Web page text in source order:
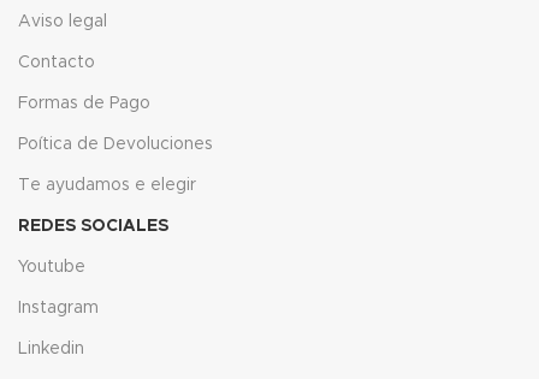
Aviso legal
Contacto
Formas de Pago
Poítica de Devoluciones
Te ayudamos e elegir
REDES SOCIALES
Youtube
Instagram
Linkedin